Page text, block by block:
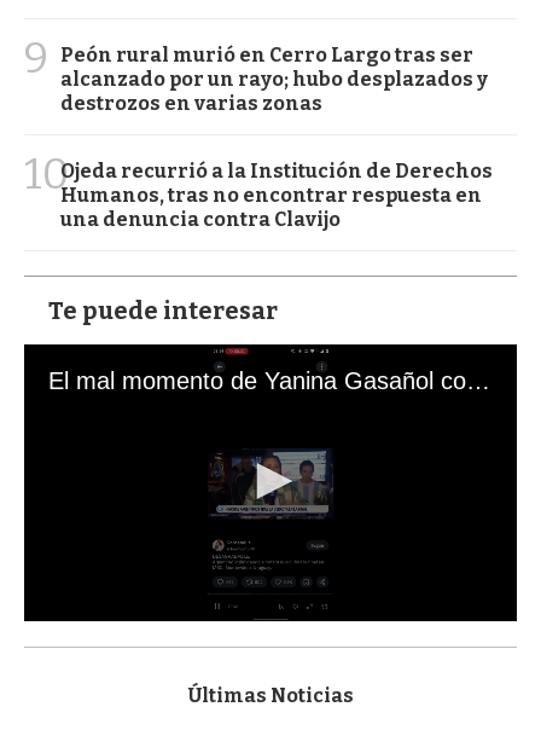
9
Peón rural murió en Cerro Largo tras ser
alcanzado por un rayo; hubo desplazados y
destrozos en varias zonas
10Ojeda recurrió a la Institución de Derechos
Humanos, tras no encontrar respuesta en
una denuncia contra Clavijo
Te puede interesar
El mal momento de Yanina Gasañol con un hincha argentino en "Subrayado"
s
Últimas Noticias